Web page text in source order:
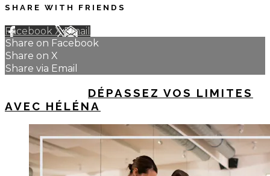
SHARE WITH FRIENDS
Facebook XEmail
Share on Facebook
Share on X
Share via Email
DÉPASSEZ VOS LIMITES
AVEC HÉLÉNA